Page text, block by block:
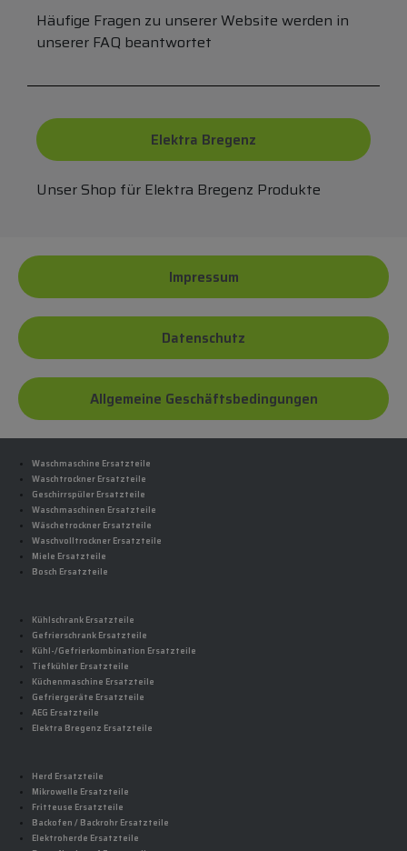
Häufige Fragen zu unserer Website werden in
unserer FAQ beantwortet
Elektra Bregenz
Unser Shop für Elektra Bregenz Produkte
Impressum
Datenschutz
Allgemeine Geschäftsbedingungen
Waschmaschine Ersatzteile
Waschtrockner Ersatzteile
Geschirrspüler Ersatzteile
Waschmaschinen Ersatzteile
Wäschetrockner Ersatzteile
Waschvolltrockner Ersatzteile
Miele Ersatzteile
Bosch Ersatzteile
Kühlschrank Ersatzteile
Gefrierschrank Ersatzteile
Kühl-/Gefrierkombination Ersatzteile
Tiefkühler Ersatzteile
Küchenmaschine Ersatzteile
Gefriergeräte Ersatzteile
AEG Ersatzteile
Elektra Bregenz Ersatzteile
Herd Ersatzteile
Mikrowelle Ersatzteile
Fritteuse Ersatzteile
Backofen / Backrohr Ersatzteile
Elektroherde Ersatzteile